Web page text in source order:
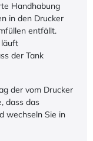
Handhabung
in den Drucker
entfällt.
läuft
der Tank
der vom Drucker
dass das
wechseln Sie in